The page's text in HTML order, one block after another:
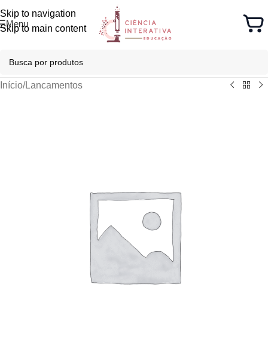
Skip to navigation
Skip to main content
Menu
Início/Lancamentos